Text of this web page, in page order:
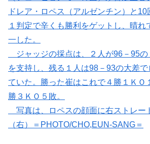
ドレア・ロペス（アルゼンチン）と10
１判定で辛くも勝利をゲットし、晴れ
一した。
ジャッジの採点は、２人が96－95の
を支持し、残る１人は98－93の大差
ていた。勝った崔はこれで４勝１ＫＯ
勝３ＫＯ５敗。
写真は、ロペスの顔面に右ストレー
（右）＝PHOTO/CHO,EUN-SANG＝